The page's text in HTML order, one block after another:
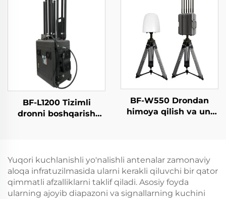
BF-L1200 Tizimli
dronni boshqarish
BF-W550 Drondan
himoya qilish va uni
Yuqori kuchlanishli yo'nalishli antenalar zamonaviy
aloqa infratuzilmasida ularni kerakli qiluvchi bir qator
qimmatli afzalliklarni taklif qiladi. Asosiy foyda
ularning ajoyib diapazoni va signallarning kuchini